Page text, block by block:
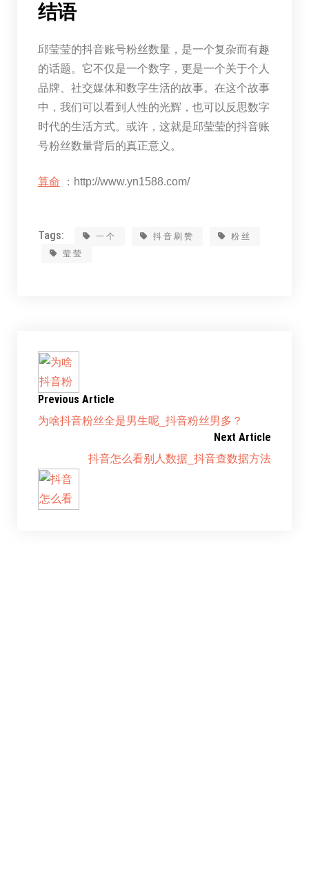
结语
邱莹莹的抖音账号粉丝数量，是一个复杂而有趣
的话题。它不仅是一个数字，更是一个关于个人
品牌、社交媒体和数字生活的故事。在这个故事
中，我们可以看到人性的光辉，也可以反思数字
时代的生活方式。或许，这就是邱莹莹的抖音账
号粉丝数量背后的真正意义。
算命 ：http://www.yn1588.com/
Tags: 一个 抖音刷赞
粉丝
莹莹
Previous Article
为啥抖音粉丝全是男生呢_抖音粉丝男多？
Next Article
抖音怎么看别人数据_抖音查数据方法